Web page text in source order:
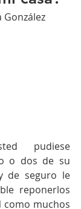
González
pudiese
o dos de su
de seguro le
reponerlos
como muchos